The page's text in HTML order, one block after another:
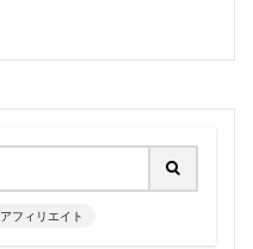
アフィリエイト